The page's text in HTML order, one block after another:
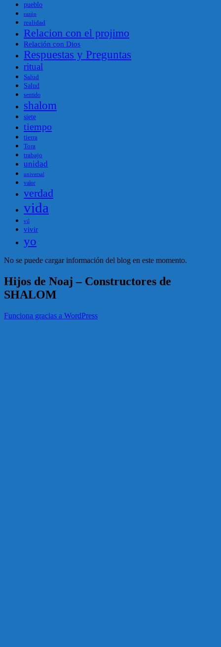
pueblo
razón
realidad
Relacion con el projimo
Relación con Dios
Respuestas y Preguntas
ritual
Salud
Salud
sentido
shalom
siete
tiempo
tierra
Tora
trabajo
unidad
universal
valor
verdad
vida
vil
vivir
yo
No se puede cargar información del blog en este momento.
Hijos de Noaj – Constructores de
SHALOM
Funciona gracias a WordPress